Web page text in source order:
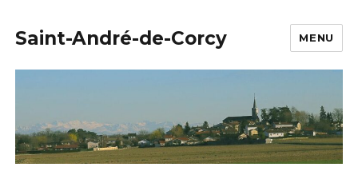
Saint-André-de-Corcy MENU